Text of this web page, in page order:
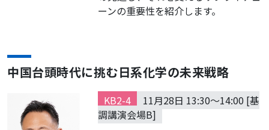
ーンの重要性を紹介します。
中国台頭時代に挑む日系化学の未来戦略
KB2-4
11月28日 13:30～14:00 [基
調講演会場B]